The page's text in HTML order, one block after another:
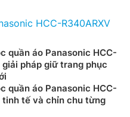
HCC-R340ARXV
quần áo Panasonic HCC-
giải pháp giữ trang phục
quần áo Panasonic HCC-
tinh tế và chỉn chu từng